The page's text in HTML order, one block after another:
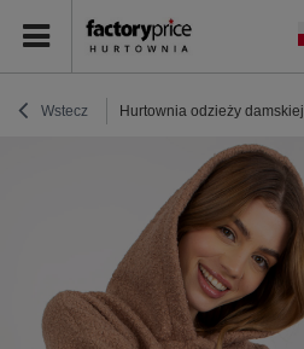
Wstecz Hurtownia odzieży damskiej